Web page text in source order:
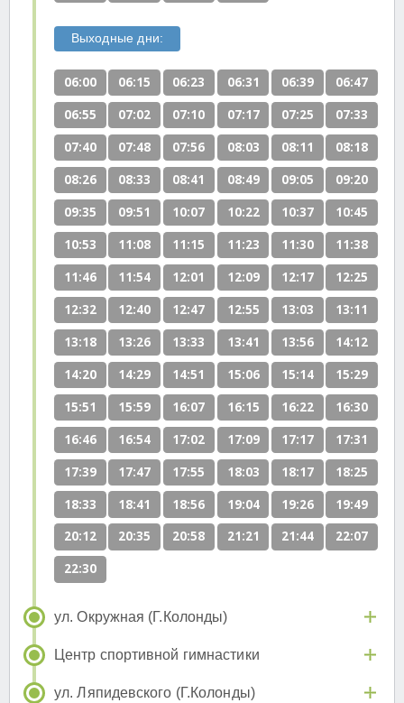
Выходные дни:
06:00 06:15 06:23 06:31 06:39
06:47
06:55
07:02 07:10 07:17 07:25
07:33
07:40
07:48 07:56 08:03 08:11
08:18
08:26
08:33 08:41 08:49 09:05
09:20
09:35
09:51 10:07 10:22 10:37
10:45
10:53
11:08 11:15 11:23 11:30
11:38
11:46
11:54 12:01 12:09 12:17
12:25
12:32
12:40 12:47 12:55 13:03
13:11
13:18
13:26 13:33 13:41 13:56
14:12
14:20
14:29 14:51 15:06 15:14
15:29
15:51
15:59 16:07 16:15 16:22
16:30
16:46
16:54 17:02 17:09 17:17
17:31
17:39
17:47 17:55 18:03 18:17
18:25
18:33
18:41 18:56 19:04 19:26
19:49
20:12
20:35 20:58 21:21 21:44
22:07
22:30
ул. Окружная (Г.Колонды)
Центр спортивной гимнастики
ул. Ляпидевского (Г.Колонды)